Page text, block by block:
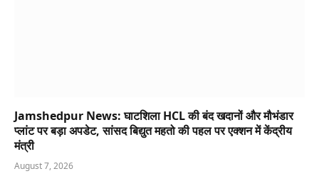
Jamshedpur News: घाटशिला HCL की बंद खदानों और मौभंडार
प्लांट पर बड़ा अपडेट, सांसद बिद्युत महतो की पहल पर एक्शन में केंद्रीय
मंत्री
August 7, 2026